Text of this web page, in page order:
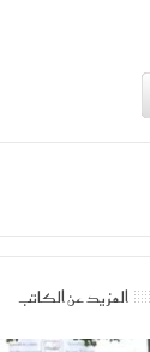
المزيد عن الكاتب